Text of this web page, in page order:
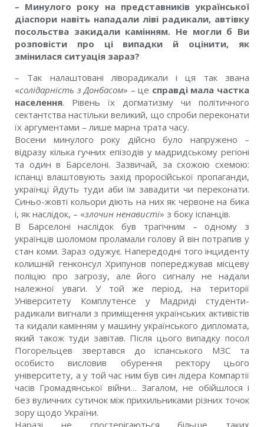
– Минулого року на представників української
діаспори навіть нападали ліві радикали, автівку
посольства закидали камінням. Не могли б Ви
розповісти про ці випадки й оцінити, як
змінилася ситуація зараз?
– Так налаштовані ліворадикали і ця так звана
«солідарність з Донбасом» – це справді мала частка
населення. Рівень їх догматизму чи політичного
сектантства настільки великий, що спроби переконати
їх аргументами – лише марна трата часу.
Восени минулого року дійсно було напружено –
відразу кілька гучних епізодів у мадридському регіоні
та один в Барселоні. Зазвичай, за схожою схемою:
іспанці влаштовують захід проросійської пропаганди,
українці йдуть туди аби їм завадити чи переконати.
Синьо-жовті кольори діють на них як червоне на бика
і, як наслідок, – «злочин ненависті» з боку іспанців.
В Барселоні наслідок був трагічним – одному з
українців шоломом проламали голову й він потрапив у
стан коми. Зараз одужує. Напередодні того інциденту
колишній генконсул Хрипунов попереджував місцеву
поліцію про загрозу, але його сигналу не надали
належної уваги. У той же період, на території
Університету Комплутенсе у Мадриді студенти-
радикали вигнали з приміщення українських активістів
та кидали камінням у машину українського дипломата,
який також туди завітав. Після цього випадку посол
Погорельцев звертався до іспанського МЗС та
особисто висловив обурення ректору цього
університету, а у той час ним був син лідера Компартії
часів Громадянської війни… Загалом, не обійшлося і
без вуличних сутичок між прихильниками різних точок
зору щодо України.